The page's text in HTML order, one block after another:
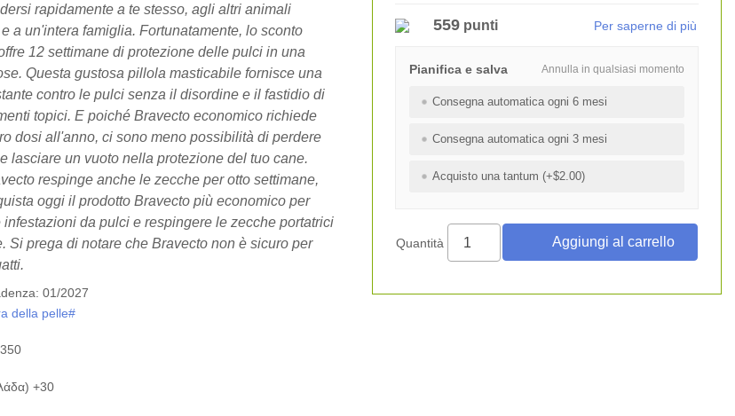
rapidamente a te stesso, agli altri animali
a un'intera famiglia. Fortunatamente, lo sconto
12 settimane di protezione delle pulci in una
Questa gustosa pillola masticabile fornisce una
contro le pulci senza il disordine e il fastidio di
topici. E poichéBravecto economico richiede
dosi all'anno, ci sono meno possibilità di perdere
lasciare un vuoto nella protezione del tuo cane.
respinge anche le zecche per otto settimane,
oggi il prodottoBravecto più economico per
infestazioni da pulci e respingere le zecche portatrici
Si prega di notare cheBravecto non è sicuro per
01/2027
della pelle#
+30
559punti Per saperne di più
Annulla in qualsiasi momento
Pianifica e salva
Consegna automatica ogni 6 mesi
Consegna automatica ogni 3 mesi
Acquisto una tantum (+$2.00)
Quantità